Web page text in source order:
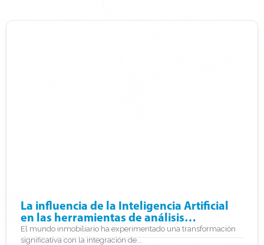
La influencia de la Inteligencia Artificial
en las herramientas de análisis
inmobiliario
El mundo inmobiliario ha experimentado una transformación
significativa con la integración de...